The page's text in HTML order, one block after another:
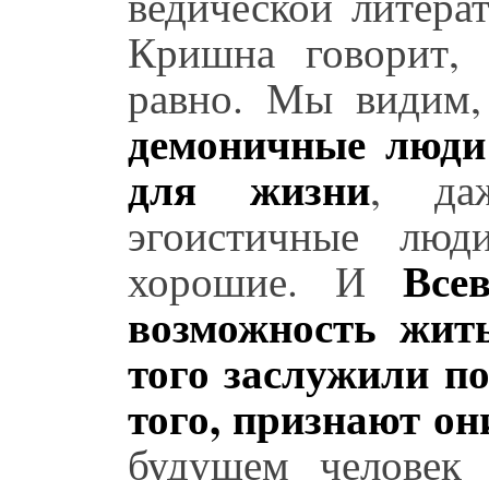
Кришна
равно. Мы
демоничные
для жизни,
эгоистичные
хорошие. И
возможность
того заслужили
того, признают
будущем человек